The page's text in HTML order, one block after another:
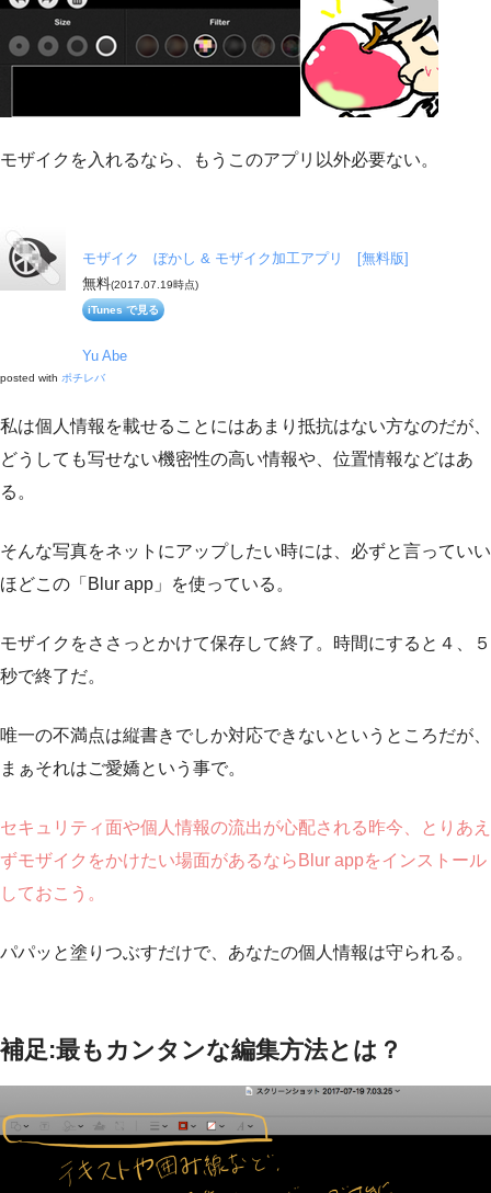
モザイクを入れるなら、もうこのアプリ以外必要ない。
モザイク ぼかし & モザイク加工アプリ [無料版]
無料(2017.07.19時点)
iTunes で見る
Yu Abe
posted with ポチレバ
私は個人情報を載せることにはあまり抵抗はない方なのだが、
どうしても写せない機密性の高い情報や、位置情報などはあ
る。
そんな写真をネットにアップしたい時には、必ずと言っていい
ほどこの「Blur app」を使っている。
モザイクをささっとかけて保存して終了。時間にすると４、５
秒で終了だ。
唯一の不満点は縦書きでしか対応できないというところだが、
まぁそれはご愛嬌という事で。
セキュリティ面や個人情報の流出が心配される昨今、とりあえ
ずモザイクをかけたい場面があるならBlur appをインストール
しておこう。
パパッと塗りつぶすだけで、あなたの個人情報は守られる。
補足:最もカンタンな編集方法とは？